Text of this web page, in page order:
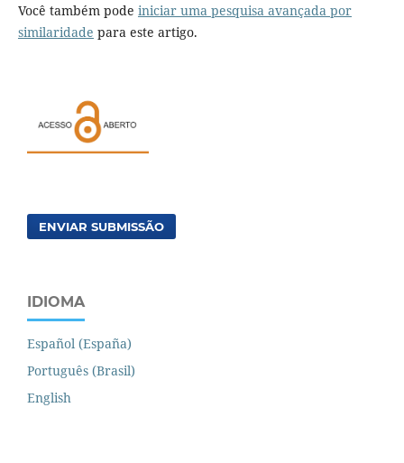
Você também pode iniciar uma pesquisa avançada por
similaridade para este artigo.
ENVIAR SUBMISSÃO
IDIOMA
Español (España)
Português (Brasil)
English